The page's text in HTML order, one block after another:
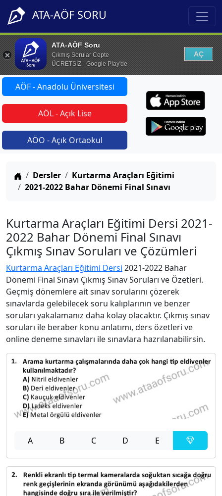
ATA-AÖF SORU
ATA-AÖF Soru
Çıkmış Sorular Cepte
ÜCRETSİZ - Google Play'de
AÇ
AÖF - Anadolu Üniversitesi
AÖL - Açık Lise
AÖO - Açık Ortaokul
Anasayfa
Dersler
Kurtarma Araçları Eğitimi
2021-2022 Bahar Dönemi Final Sınavı
Kurtarma Araçları Eğitimi Dersi 2021-
2022 Bahar Dönemi Final Sınavı
Çıkmış Sınav Soruları ve Çözümleri
Kurtarma Araçları Eğitimi Dersi 2021-2022 Bahar
Dönemi Final Sınavı Çıkmış Sınav Soruları ve Özetleri.
Geçmiş dönemlere ait sınav sorularını çözerek
sınavlarda gelebilecek soru kalıplarının ve benzer
soruları yakalamanız daha kolay olacaktır. Çıkmış sınav
soruları ile beraber konu anlatımı, ders özetleri ve
online deneme sınavları ile sınavlara hazrılanabilirsin.
A B C D E